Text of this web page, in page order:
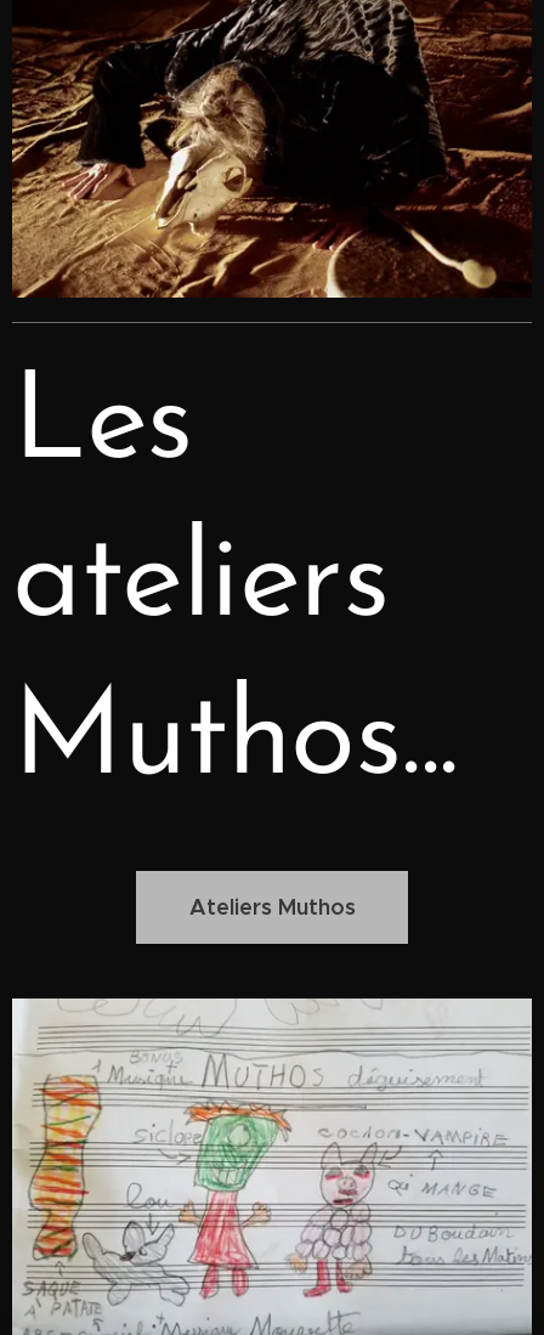
Les
ateliers
Muthos...
Ateliers Muthos